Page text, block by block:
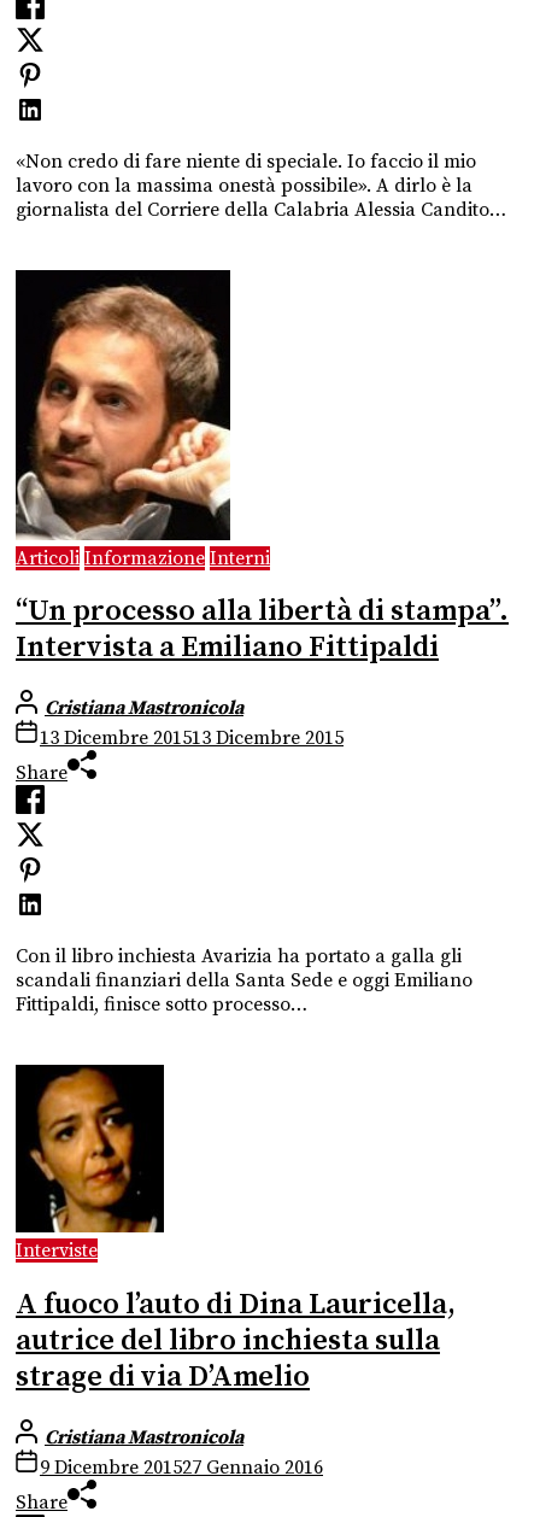
«Non credo di fare niente di speciale. Io faccio il mio
lavoro con la massima onestà possibile». A dirlo è la
giornalista del Corriere della Calabria Alessia Candito…
Articoli Informazione Interni
“Un processo alla libertà di stampa”.
Intervista a Emiliano Fittipaldi
Cristiana Mastronicola
13 Dicembre 201513 Dicembre 2015
Share
Con il libro inchiesta Avarizia ha portato a galla gli
scandali finanziari della Santa Sede e oggi Emiliano
Fittipaldi, finisce sotto processo…
Interviste
A fuoco l’auto di Dina Lauricella,
autrice del libro inchiesta sulla
strage di via D’Amelio
Cristiana Mastronicola
9 Dicembre 201527 Gennaio 2016
Share